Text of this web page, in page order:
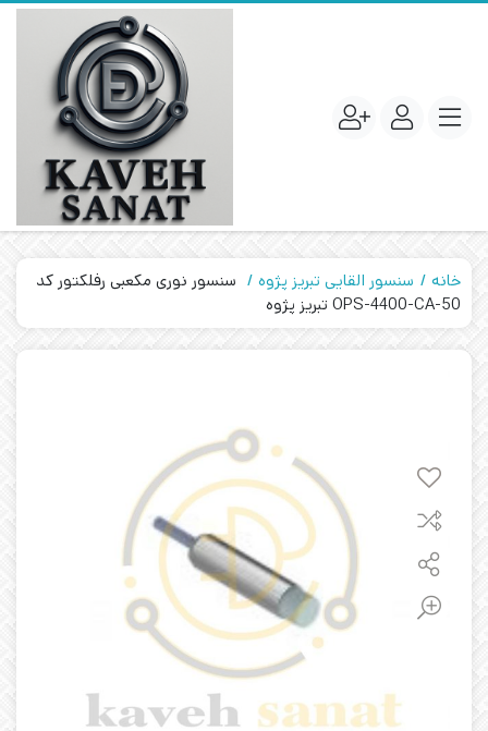
خانه سنسور القایی تبریز پژوه
سنسور نوری مکعبی رفلکتور کد
OPS-4400-CA-50 تبریز پژوه